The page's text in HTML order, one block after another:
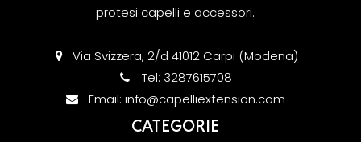
protesi capelli e accessori.
Via Svizzera, 2/d 41012 Carpi (Modena)
Tel: 3287615708
Email: info@capelliextension.com
CATEGORIE